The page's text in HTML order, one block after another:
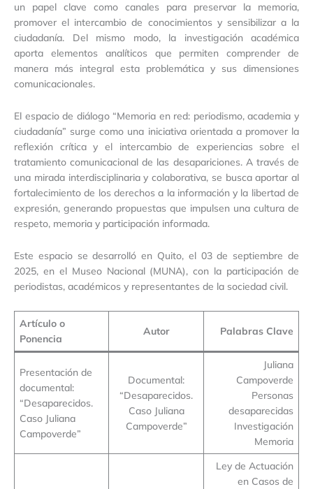
un papel clave como canales para preservar la memoria,
promover el intercambio de conocimientos y sensibilizar a la
ciudadanía. Del mismo modo, la investigación académica
aporta elementos analíticos que permiten comprender de
manera más integral esta problemática y sus dimensiones
comunicacionales.
El espacio de diálogo “Memoria en red: periodismo, academia y
ciudadanía” surge como una iniciativa orientada a promover la
reflexión crítica y el intercambio de experiencias sobre el
tratamiento comunicacional de las desapariciones. A través de
una mirada interdisciplinaria y colaborativa, se busca aportar al
fortalecimiento de los derechos a la información y la libertad de
expresión, generando propuestas que impulsen una cultura de
respeto, memoria y participación informada.
Este espacio se desarrolló en Quito, el 03 de septiembre de
2025, en el Museo Nacional (MUNA), con la participación de
periodistas, académicos y representantes de la sociedad civil.
Artículo o
Ponencia
Autor Palabras Clave
Presentación de
documental:
“Desaparecidos.
Caso Juliana
Campoverde”
Documental:
“Desaparecidos.
Caso Juliana
Campoverde”
Juliana
Campoverde
Personas
desaparecidas
Investigación
Memoria
Ley de Actuación
en Casos de